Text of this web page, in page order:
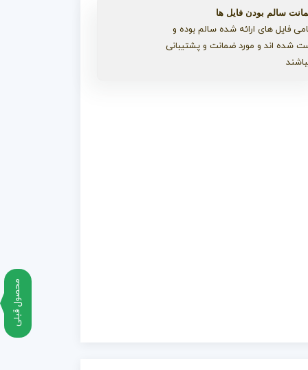
محصول قبلی
سالم بودن فایل ها
فایل های ارائه شده سالم بوده و
شده اند و مورد ضمانت و پشتیبانی